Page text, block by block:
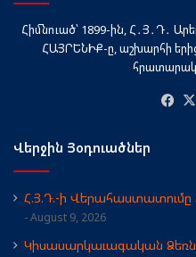
Հիմնուած՝ 1899-ին, Հ․Յ․Դ․
ՀԱՅՐԵՆԻՔ-ը, աշխարհի
Վերջին Յօդուածներ
Հ.Յ.Դ.-ի Վերահաստատումը
August 9, 2026
Կիսասարկաւագական